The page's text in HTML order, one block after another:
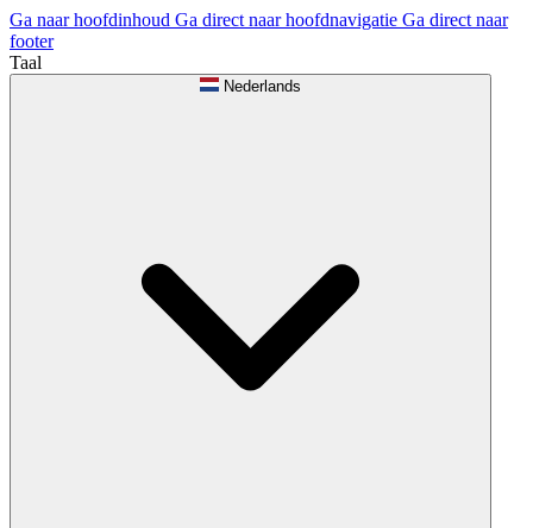
Ga naar hoofdinhoud Ga direct naar hoofdnavigatie Ga direct naar
footer
Taal
Nederlands